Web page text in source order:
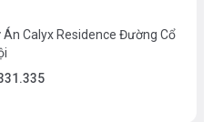
70°C)
Án Calyx Residence Đường Cổ